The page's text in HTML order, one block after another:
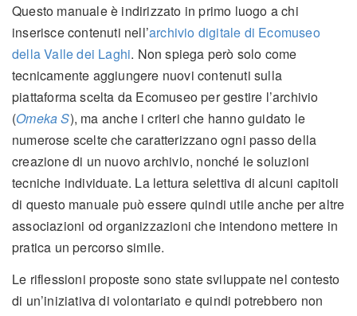
Questo manuale è indirizzato in primo luogo a chi
inserisce contenuti nell’archivio digitale di Ecomuseo
della Valle dei Laghi. Non spiega però solo come
tecnicamente aggiungere nuovi contenuti sulla
piattaforma scelta da Ecomuseo per gestire l’archivio
(Omeka S), ma anche i criteri che hanno guidato le
numerose scelte che caratterizzano ogni passo della
creazione di un nuovo archivio, nonché le soluzioni
tecniche individuate. La lettura selettiva di alcuni capitoli
di questo manuale può essere quindi utile anche per altre
associazioni od organizzazioni che intendono mettere in
pratica un percorso simile.
Le riflessioni proposte sono state sviluppate nel contesto
di un’iniziativa di volontariato e quindi potrebbero non